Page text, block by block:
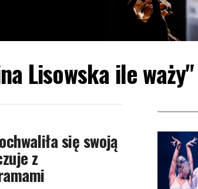
Lisowska ile waży"
się swoją
z